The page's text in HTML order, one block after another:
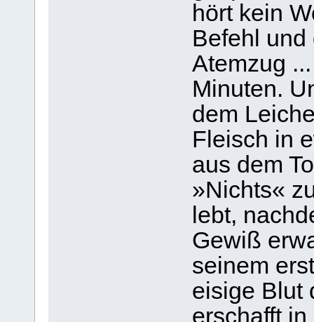
hört kein
Befehl und
Atemzug
Minuten.
dem
Fleisch in
aus dem
»Nichts«
lebt,
Gewiß
seinem
eisige Blut
erschafft